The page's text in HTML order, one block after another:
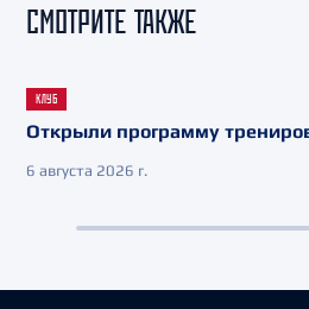
СМОТРИТЕ ТАКЖЕ
КЛУБ
Открыли программу
6 августа 2026 г.